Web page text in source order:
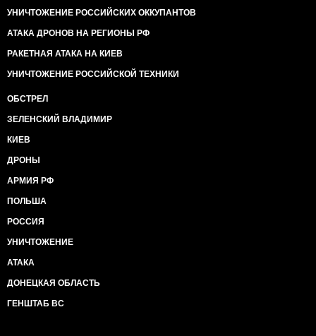
УНИЧТОЖЕНИЕ РОССИЙСКИХ ОККУПАНТОВ
АТАКА ДРОНОВ НА РЕГИОНЫ РФ
РАКЕТНАЯ АТАКА НА КИЕВ
УНИЧТОЖЕНИЕ РОССИЙСКОЙ ТЕХНИКИ
ОБСТРЕЛ
ЗЕЛЕНСКИЙ ВЛАДИМИР
КИЕВ
ДРОНЫ
АРМИЯ РФ
ПОЛЬША
РОССИЯ
УНИЧТОЖЕНИЕ
АТАКА
ДОНЕЦКАЯ ОБЛАСТЬ
ГЕНШТАБ ВС